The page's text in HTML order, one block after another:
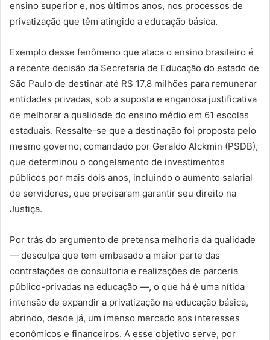
ensino superior e, nos últimos anos, nos processos de
privatização que têm atingido a educação básica.
Exemplo desse fenômeno que ataca o ensino brasileiro é
a recente decisão da Secretaria de Educação do estado de
São Paulo de destinar até R$ 17,8 milhões para remunerar
entidades privadas, sob a suposta e enganosa justificativa
de melhorar a qualidade do ensino médio em 61 escolas
estaduais. Ressalte-se que a destinação foi proposta pelo
mesmo governo, comandado por Geraldo Alckmin (PSDB),
que determinou o congelamento de investimentos
públicos por mais dois anos, incluindo o aumento salarial
de servidores, que precisaram garantir seu direito na
Justiça.
Por trás do argumento de pretensa melhoria da qualidade
— desculpa que tem embasado a maior parte das
contratações de consultoria e realizações de parceria
público-privadas na educação —, o que há é uma nítida
intensão de expandir a privatização na educação básica,
abrindo, desde já, um imenso mercado aos interesses
econômicos e financeiros. A esse objetivo serve, por